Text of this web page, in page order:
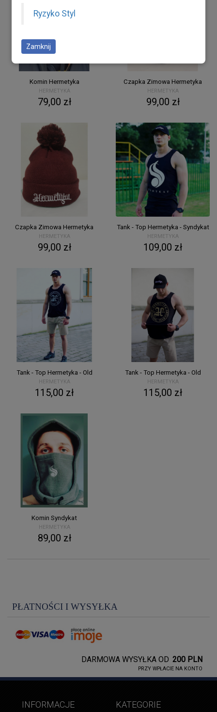
Ryzyko Styl
Zamknij
Komin Hermetyka
HERMETYKA
79,00 zł
Czapka Zimowa Hermetyka
HERMETYKA
99,00 zł
Czapka Zimowa Hermetyka
HERMETYKA
99,00 zł
Tank - Top Hermetyka - Syndykat
HERMETYKA
109,00 zł
Tank - Top Hermetyka - Old
HERMETYKA
115,00 zł
Tank - Top Hermetyka - Old
HERMETYKA
115,00 zł
Komin Syndykat
HERMETYKA
89,00 zł
PŁATNOŚCI I WYSYŁKA
DARMOWA WYSYŁKA OD 200 PLN
PRZY WPŁACIE NA KONTO
INFORMACJE KATEGORIE